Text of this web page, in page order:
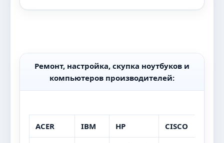
Ремонт, настройка, скупка ноутбуков и
компьютеров производителей:
ACER IBM HP CISCO